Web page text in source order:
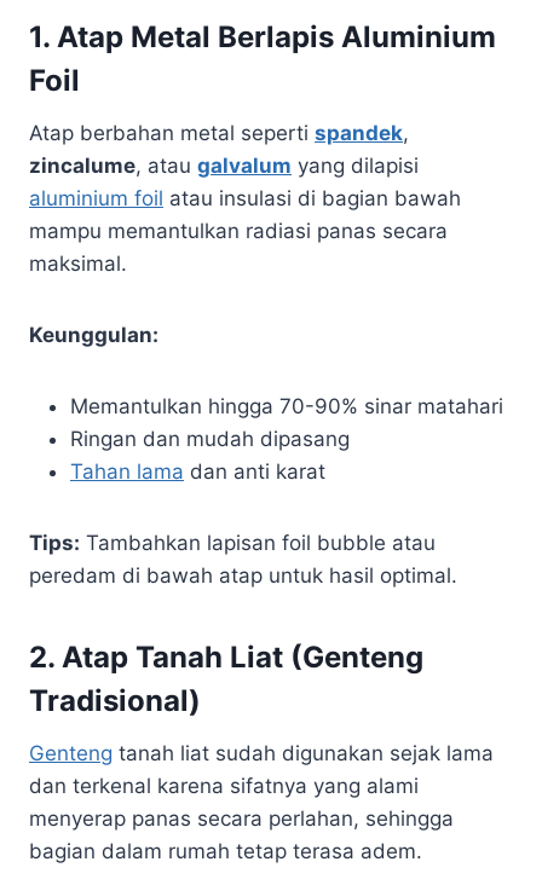
1. Atap Metal Berlapis Aluminium
Foil
Atap berbahan metal seperti spandek,
zincalume, atau galvalum yang dilapisi
aluminium foil atau insulasi di bagian bawah
mampu memantulkan radiasi panas secara
maksimal.
Keunggulan:
Memantulkan hingga 70-90% sinar matahari
Ringan dan mudah dipasang
Tahan lama dan anti karat
Tips: Tambahkan lapisan foil bubble atau
peredam di bawah atap untuk hasil optimal.
2. Atap Tanah Liat (Genteng
Tradisional)
Genteng tanah liat sudah digunakan sejak lama
dan terkenal karena sifatnya yang alami
menyerap panas secara perlahan, sehingga
bagian dalam rumah tetap terasa adem.